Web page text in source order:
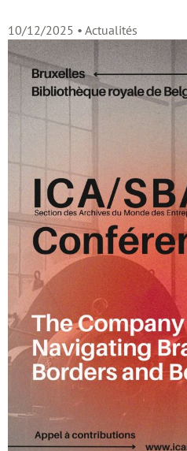
10/12/2025 • Actualités